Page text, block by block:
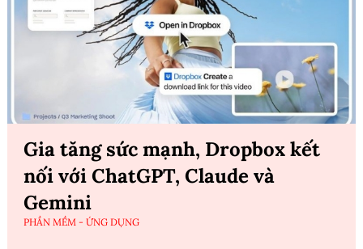
Gia tăng sức mạnh, Dropbox kết
nối với ChatGPT, Claude và
Gemini
PHẦN MỀM - ỨNG DỤNG